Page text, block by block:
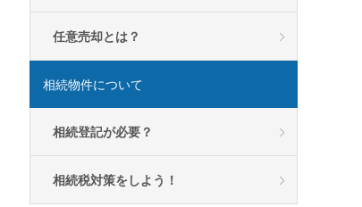
任意売却とは？
相続物件について
相続登記が必要？
相続税対策をしよう！